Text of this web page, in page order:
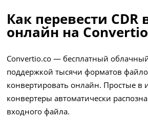
Как перевести CDR
онлайн на Convertio
Convertio.co — бесплатный
поддержкой тысячи форматов
конвертировать онлайн. Простые в
конвертеры автоматически
входного файла.